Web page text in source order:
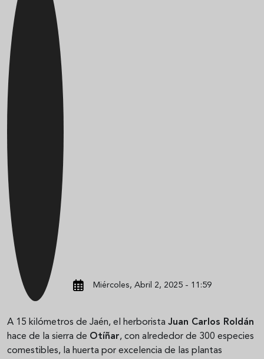
Miércoles, Abril 2, 2025 - 11:59
A 15 kilómetros de Jaén, el herborista Juan Carlos Roldán
hace de la sierra de Otíñar, con alrededor de 300 especies
comestibles, la huerta por excelencia de las plantas